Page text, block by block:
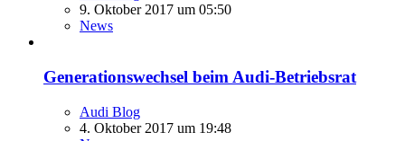
9. Oktober 2017 um 05:50
News
Generationswechsel beim Audi-Betriebsrat
Audi Blog
4. Oktober 2017 um 19:48